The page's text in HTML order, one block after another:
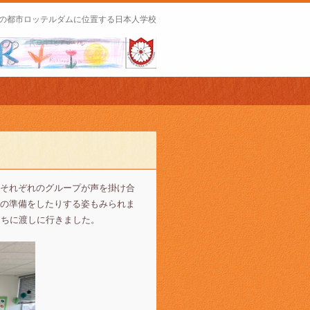
都市ロッテルダムに位置する日本人学校
れぞれのグループが声を掛け合
準備をしたりする姿もみられま
に渡しに行きました。